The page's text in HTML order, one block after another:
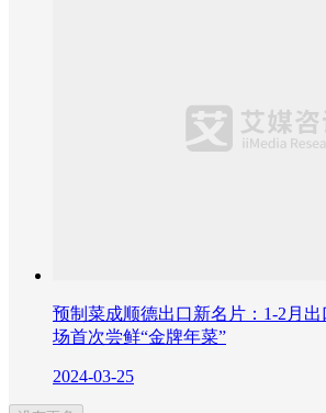
预制菜成顺德出口新名片：1-2月
场首次尝鲜“金牌年菜”
2024-03-25